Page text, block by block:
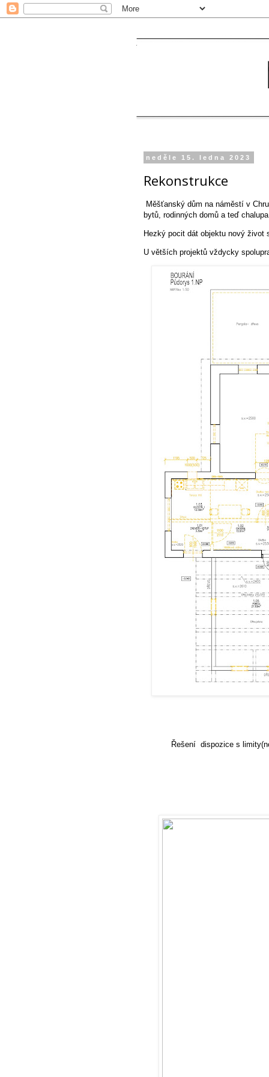
neděle 15. ledna 2023
Rekonstrukce
Měšťanský dům na náměstí v
bytů, rodinných domů a teď
Hezký pocit dát objektu nový
U větších projektů vždycky
Řešení dispozice s